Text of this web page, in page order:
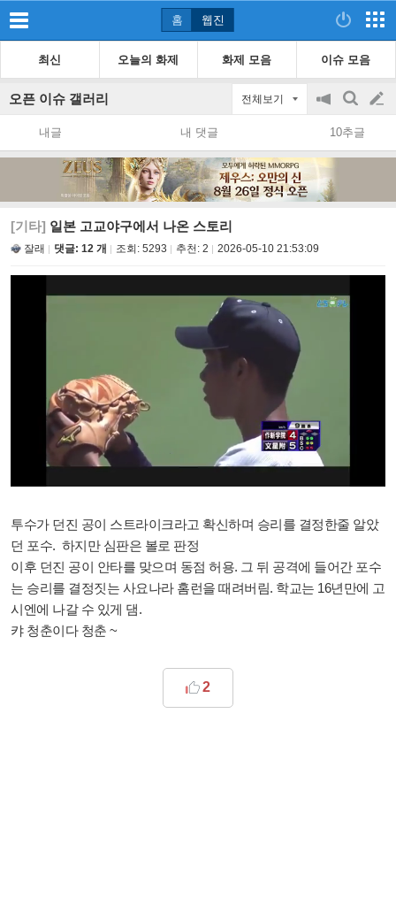
홈 웹진
최신 오늘의 화제 화제 모음 이슈 모음
오픈 이슈 갤러리 전체보기
공
지
on/off
검
색
글
쓰
내글 내 댓글 10추글
[기타] 일본 고교야구에서 나온 스토리
잘래 댓글: 12 개 조회: 5293 추천: 2 2026-05-10 21:53:09
투수가 던진 공이 스트라이크라고 확신하며 승리를 결정한줄 알았
던 포수. 하지만 심판은 볼로 판정
이후 던진 공이 안타를 맞으며 동점 허용. 그 뒤 공격에 들어간 포수
는 승리를 결정짓는 사요나라 홈런을 때려버림. 학교는 16년만에 고
시엔에 나갈 수 있게 댐.
캬 청춘이다 청춘 ~
2